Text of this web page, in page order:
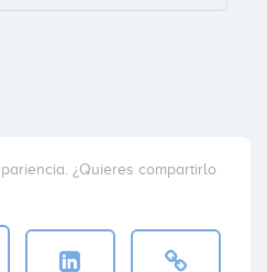
¿Quieres compartirlo